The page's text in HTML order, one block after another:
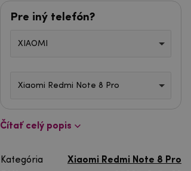
Pre iný telefón?
XIAOMI
Xiaomi Redmi Note 8 Pro
Čítať celý popis
Kategória
Xiaomi Redmi Note 8 Pro